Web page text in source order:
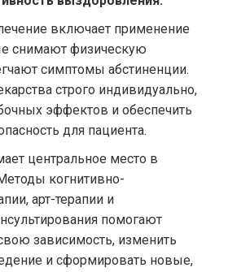
включает применение
снимают физическую
симптомы абстиненции.
строго индивидуально,
эффектов и обеспечить
для пациента.
центральное место в
когнитивно-
арт-терапии и
помогают
зависимость, изменить
и сформировать новые,